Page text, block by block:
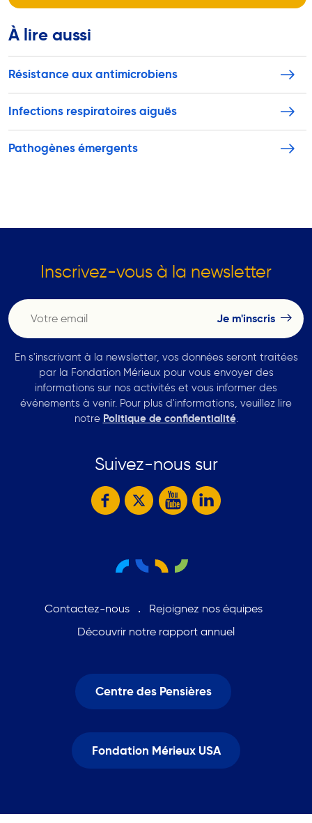
À lire aussi
Résistance aux antimicrobiens
Infections respiratoires aiguës
Pathogènes émergents
Inscrivez-vous à la newsletter
En s'inscrivant à la newsletter, vos données seront traitées
par la Fondation Mérieux pour vous envoyer des
informations sur nos activités et vous informer des
événements à venir. Pour plus d'informations, veuillez lire
notre Politique de confidentialité.
Suivez-nous sur
Contactez-nous
Rejoignez nos équipes
Découvrir notre rapport annuel
Centre des Pensières
Fondation Mérieux USA